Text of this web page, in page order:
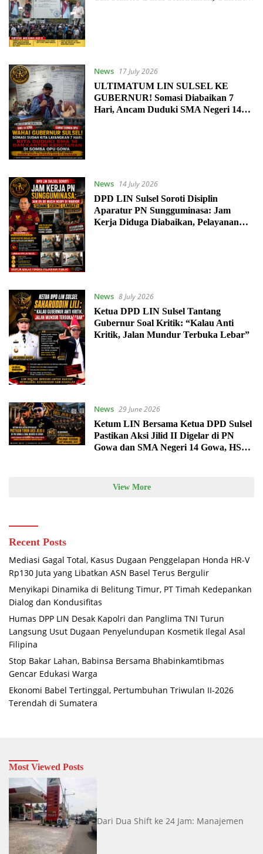
News
17 July 2026
ULTIMATUM LIN SULSEL KE
GUBERNUR! Somasi Diabaikan 7
Hari, Ancam Duduki SMA Negeri 14
News
14 July 2026
DPD LIN Sulsel Soroti Disiplin
Aparatur PN Sungguminasa: Jam
Kerja Diduga Diabaikan, Pelayanan
News 8 July 2026
Ketua DPD LIN Sulsel Tantang
Gubernur Soal Kritik: “Kalau Anti
Kritik, Jalan Mundur Terbuka Lebar”
News 29 June 2026
Ketum LIN Bersama Ketua DPD Sulsel
Pastikan Aksi Jilid II Digelar di PN
Gowa dan SMA Negeri 14 Gowa, HS
View More
Recent Posts
Mediasi Gagal Total, Kasus Dugaan Penggelapan Honda HR-V
Rp130 Juta yang Libatkan ASN Basel Terus Bergulir
Menyikapi Dinamika di Belitung Timur, PT Timah Kedepankan
Dialog dan Kondusifitas
Humas DPP LIN Desak Kapolri dan Panglima TNI Turun
Langsung Usut Dugaan Penyelundupan Kosmetik Ilegal Asal
Filipina
Stop Bakar Lahan, Babinsa Bersama Bhabinkamtibmas
Gencar Edukasi Warga
Ekonomi Babel Tertinggal, Pertumbuhan Triwulan II-2026
Terendah di Sumatera
Most Viewed Posts
Dari Dua Shift ke 24 Jam: Manajemen